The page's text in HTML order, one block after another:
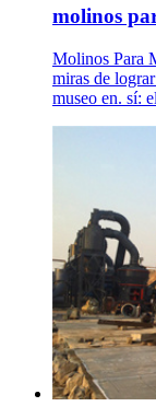
molinos
Molinos Para
miras de
museo en. sí: